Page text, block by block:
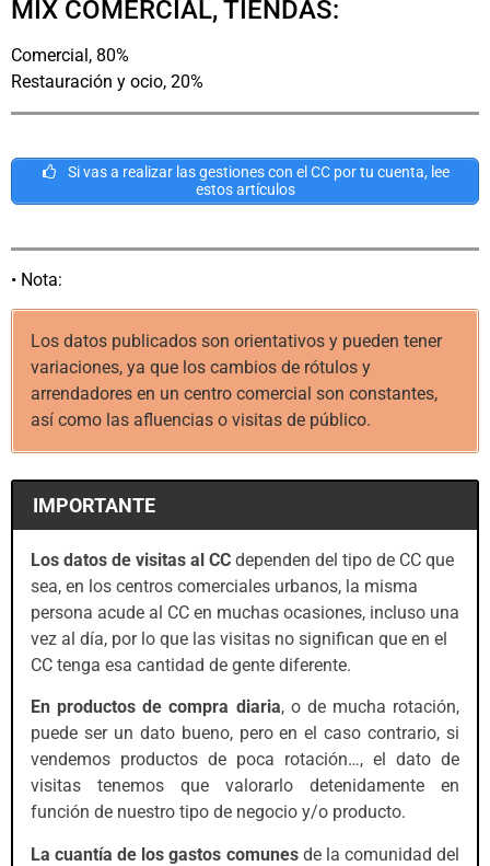
MIX COMERCIAL, TIENDAS:
Comercial, 80%
Restauración y ocio, 20%
Si vas a realizar las gestiones con el CC por tu cuenta, lee
estos artículos
• Nota:
Los datos publicados son orientativos y pueden tener
variaciones, ya que los cambios de rótulos y
arrendadores en un centro comercial son constantes,
así como las afluencias o visitas de público.
IMPORTANTE
Los datos de visitas al CC dependen del tipo de CC que
sea, en los centros comerciales urbanos, la misma
persona acude al CC en muchas ocasiones, incluso una
vez al día, por lo que las visitas no significan que en el
CC tenga esa cantidad de gente diferente.
En productos de compra diaria, o de mucha rotación,
puede ser un dato bueno, pero en el caso contrario, si
vendemos productos de poca rotación…, el dato de
visitas tenemos que valorarlo detenidamente en
función de nuestro tipo de negocio y/o producto.
La cuantía de los gastos comunesde la comunidad del